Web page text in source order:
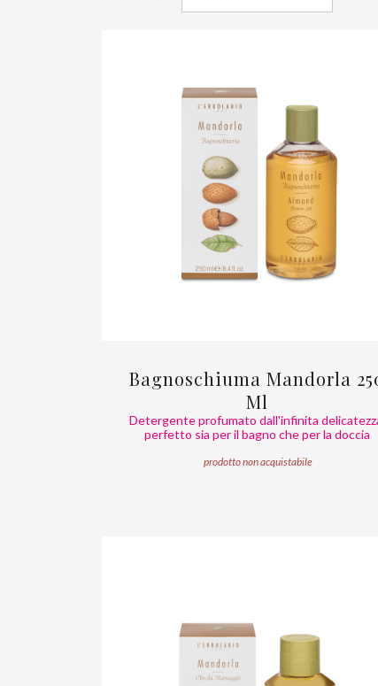
Bagnoschiuma Mandorla
Ml
Detergente profumato dall'infinita
perfetto sia per il bagno che per la doccia
prodotto non acquistabile